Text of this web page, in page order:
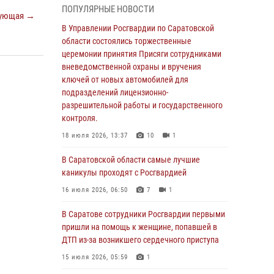
→
В Саратовской области сотрудники
Росгвардии помогли вернуться домой
потерявшейся пенсионерке
21 июля 2026, 10:38
В Управлении Росгвардии по Саратовской
области состоялись торжественные
церемонии принятия Присяги сотрудниками
вневедомственной охраны и вручения
ключей от новых автомобилей для
разрешительной работы и государственного
18 июля 2026, 13:37 10 1
В Саратовской области самые лучшие
16 июля 2026, 06:50 7 1
ПОПУЛЯРНЫЕ НОВОСТИ
В Управлении Росгвардии по Саратовской
области состоялись торжественные
церемонии принятия Присяги сотрудниками
вневедомственной охраны и вручения
ключей от новых автомобилей для
подразделений лицензионно-
разрешительной работы и государственного
контроля.
18 июля 2026, 13:37 10 1
В Саратовской области самые лучшие
каникулы проходят с Росгвардией
16 июля 2026, 06:50 7 1
В Саратове сотрудники Росгвардии первыми
пришли на помощь к женщине, попавшей в
ДТП из-за возникшего сердечного приступа
15 июля 2026, 05:59 1